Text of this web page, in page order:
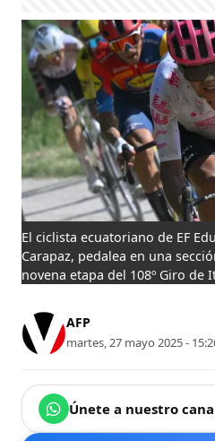
El ciclista ecuatoriano de EF
Carapaz, pedalea en una
novena etapa del 108º Giro de
AFP
martes, 27 mayo 2025 -
Únete a nuestro